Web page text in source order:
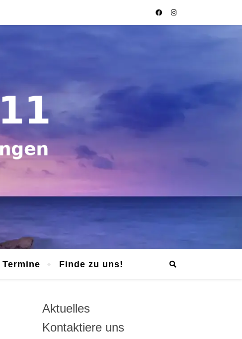
Termine Finde zu uns!
Aktuelles
Kontaktiere uns